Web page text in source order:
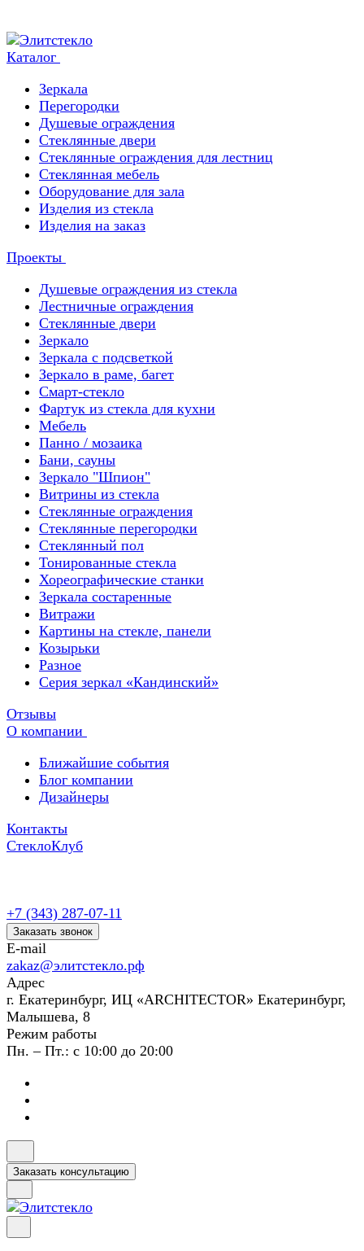
Каталог
Зеркала
Перегородки
Душевые ограждения
Стеклянные двери
Стеклянные ограждения для лестниц
Стеклянная мебель
Оборудование для зала
Изделия из стекла
Изделия на заказ
Проекты
Душевые ограждения из стекла
Лестничные ограждения
Стеклянные двери
Зеркало
Зеркала с подсветкой
Зеркало в раме, багет
Смарт-стекло
Фартук из стекла для кухни
Мебель
Панно / мозаика
Бани, сауны
Зеркало "Шпион"
Витрины из стекла
Стеклянные ограждения
Стеклянные перегородки
Стеклянный пол
Тонированные стекла
Хореографические станки
Зеркала состаренные
Витражи
Картины на стекле, панели
Козырьки
Разное
Серия зеркал «Кандинский»
Отзывы
О компании
Ближайшие события
Блог компании
Дизайнеры
Контакты
СтеклоКлуб
+7 (343) 287-07-11
Заказать звонок
E-mail
zakaz@элитстекло.рф
Адрес
г. Екатеринбург, ИЦ «ARCHITECTOR» Екатеринбург,
Малышева, 8
Режим работы
Пн. – Пт.: с 10:00 до 20:00
Заказать консультацию